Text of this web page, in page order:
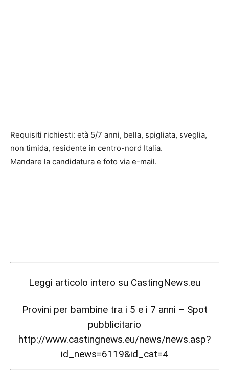
Requisiti richiesti: età 5/7 anni, bella, spigliata, sveglia,
non timida, residente in centro-nord Italia.
Mandare la candidatura e foto via e-mail.
Leggi articolo intero su CastingNews.eu
Provini per bambine tra i 5 e i 7 anni – Spot
pubblicitario
http://www.castingnews.eu/news/news.asp?
id_news=6119&id_cat=4